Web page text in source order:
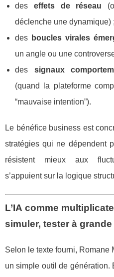
des effets de réseau
déclenche une dynamique) ;
des boucles virales
un angle ou une
des signaux
(quand la plateforme
“mauvaise intention”).
Le bénéfice business est
stratégies qui ne dépendent
résistent mieux aux
s’appuient sur la logique
L’IA comme
simuler, tester à
Selon le texte fourni, Romane
un simple outil de génération.